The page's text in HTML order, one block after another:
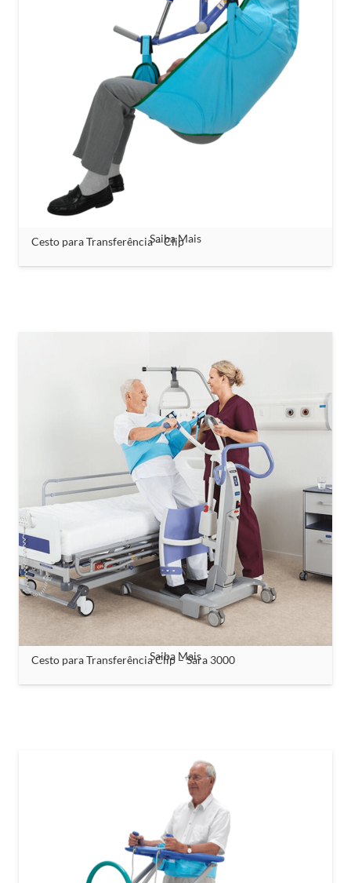
Cesto para Transferência – Clip
Saiba Mais
Cesto para Transferência Clip – Sara 3000
Saiba Mais